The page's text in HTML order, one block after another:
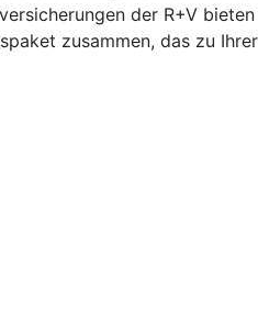
der R+V
zusammen, das zu